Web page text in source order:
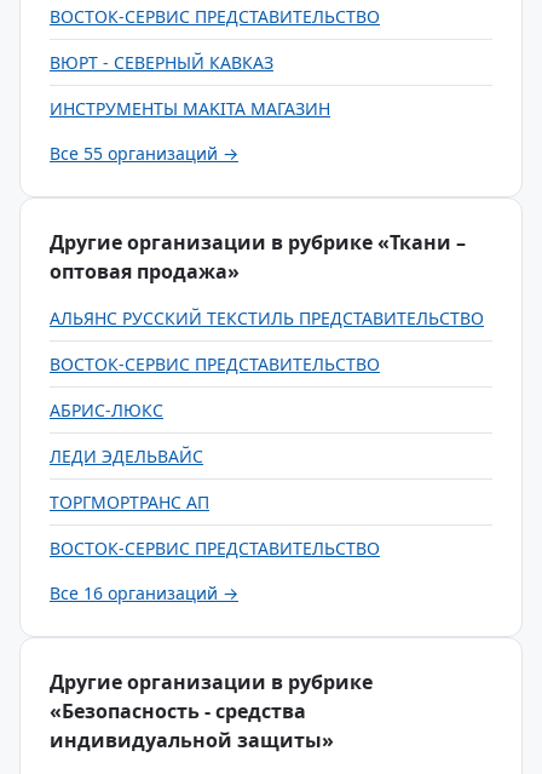
ВОСТОК-СЕРВИС ПРЕДСТАВИТЕЛЬСТВО
ВЮРТ - СЕВЕРНЫЙ КАВКАЗ
ИНСТРУМЕНТЫ MAKITA МАГАЗИН
Все 55 организаций →
Другие организации в рубрике «Ткани –
оптовая продажа»
АЛЬЯНС РУССКИЙ ТЕКСТИЛЬ ПРЕДСТАВИТЕЛЬСТВО
ВОСТОК-СЕРВИС ПРЕДСТАВИТЕЛЬСТВО
АБРИС-ЛЮКС
ЛЕДИ ЭДЕЛЬВАЙС
ТОРГМОРТРАНС АП
ВОСТОК-СЕРВИС ПРЕДСТАВИТЕЛЬСТВО
Все 16 организаций →
Другие организации в рубрике
«Безопасность - средства
индивидуальной защиты»